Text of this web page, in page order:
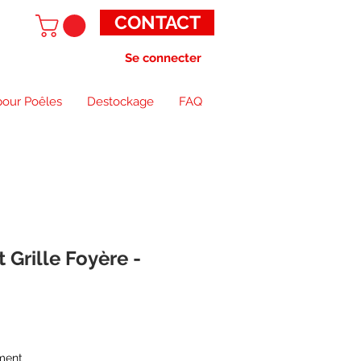
CONTACT
Se connecter
Poêles Destockage FAQ
Grille Foyère -